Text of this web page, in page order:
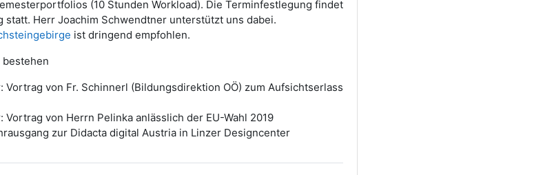
(10 Stunden Workload). Die Terminfestlegung findet
Herr Joachim Schwendtner unterstützt uns dabei.
ist dringend empfohlen.
bestehen
Vortrag von Fr. Schinnerl (Bildungsdirektion OÖ) zum Aufsichtserlass
Vortrag von Herrn Pelinka anlässlich der EU-Wahl 2019
zur Didacta digital Austria in Linzer Designcenter